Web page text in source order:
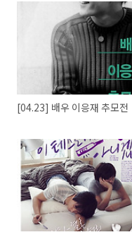
[04.23] 배우 이응재 추모전